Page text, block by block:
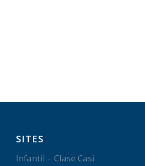
SITES
Infantil – Clase Casi